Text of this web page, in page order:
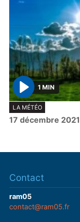
P
l
a
1 MIN
LA MÉTÉO
17 décembre 2021
Contact
ram05
contact@ram05.fr